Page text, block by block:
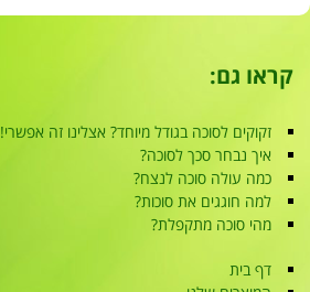
קראו גם:
זקוקים לסוכה בגודל מיוחד? אצלינו זה אפשרי!
איך נבחר סכך לסוכה?
כמה עולה סוכה לנצח?
למה חוגגים את סוכות?
מהי סוכה מתקפלת?
דף בית